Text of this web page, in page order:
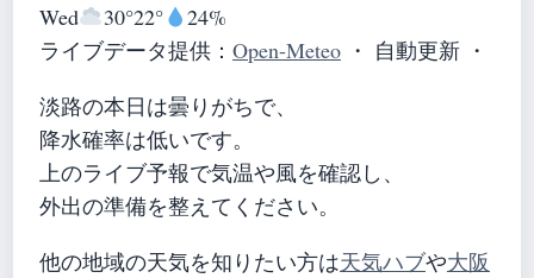
Wed
30°22°
24%
ライブデータ提供： Open-Meteo ・ 自動更新 ・
淡路の本日は曇りがちで、
降水確率は低いです。
上のライブ予報で気温や風を確認し、
外出の準備を整えてください。
他の地域の天気を知りたい方は天気ハブや大阪